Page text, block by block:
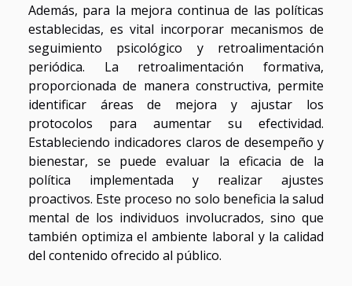
Además, para la mejora continua de las políticas
establecidas, es vital incorporar mecanismos de
seguimiento psicológico y retroalimentación
periódica. La retroalimentación formativa,
proporcionada de manera constructiva, permite
identificar áreas de mejora y ajustar los
protocolos para aumentar su efectividad.
Estableciendo indicadores claros de desempeño y
bienestar, se puede evaluar la eficacia de la
política implementada y realizar ajustes
proactivos. Este proceso no solo beneficia la salud
mental de los individuos involucrados, sino que
también optimiza el ambiente laboral y la calidad
del contenido ofrecido al público.